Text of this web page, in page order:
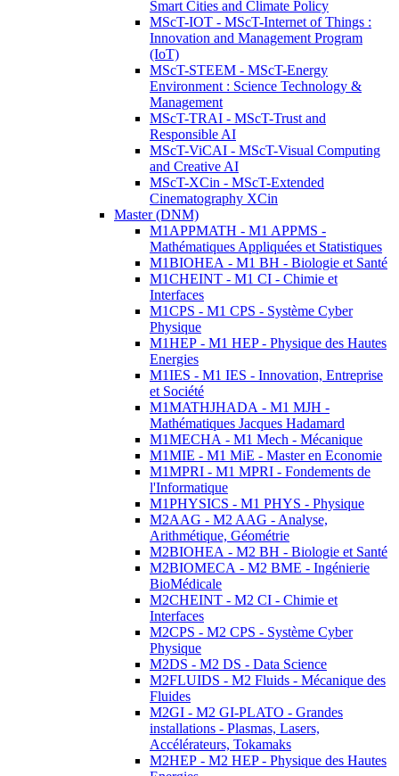
Smart Cities and Climate Policy
MScT-IOT - MScT-Internet of Things :
Innovation and Management Program
(IoT)
MScT-STEEM - MScT-Energy
Environment : Science Technology &
Management
MScT-TRAI - MScT-Trust and
Responsible AI
MScT-ViCAI - MScT-Visual Computing
and Creative AI
MScT-XCin - MScT-Extended
Cinematography XCin
Master (DNM)
M1APPMATH - M1 APPMS -
Mathématiques Appliquées et Statistiques
M1BIOHEA - M1 BH - Biologie et Santé
M1CHEINT - M1 CI - Chimie et
Interfaces
M1CPS - M1 CPS - Système Cyber
Physique
M1HEP - M1 HEP - Physique des Hautes
Energies
M1IES - M1 IES - Innovation, Entreprise
et Société
M1MATHJHADA - M1 MJH -
Mathématiques Jacques Hadamard
M1MECHA - M1 Mech - Mécanique
M1MIE - M1 MiE - Master en Economie
M1MPRI - M1 MPRI - Fondements de
l'Informatique
M1PHYSICS - M1 PHYS - Physique
M2AAG - M2 AAG - Analyse,
Arithmétique, Géométrie
M2BIOHEA - M2 BH - Biologie et Santé
M2BIOMECA - M2 BME - Ingénierie
BioMédicale
M2CHEINT - M2 CI - Chimie et
Interfaces
M2CPS - M2 CPS - Système Cyber
Physique
M2DS - M2 DS - Data Science
M2FLUIDS - M2 Fluids - Mécanique des
Fluides
M2GI - M2 GI-PLATO - Grandes
installations - Plasmas, Lasers,
Accélérateurs, Tokamaks
M2HEP - M2 HEP - Physique des Hautes